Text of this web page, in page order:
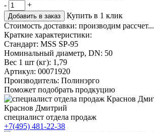
-
+
Добавить в заказ
Купить в 1 клик
Стоимость доставки: производим рассчет...
Краткие характеристики:
Стандарт: MSS SP-95
Номинальный диаметр, DN: 50
Вес 1 шт (кг): 1,79
Артикул: 00071920
Производитель: Полинэрго
Поможет подобрать продкуцию
Краснов Дмитрий
специалист отдела продаж
+7(495) 481-22-38